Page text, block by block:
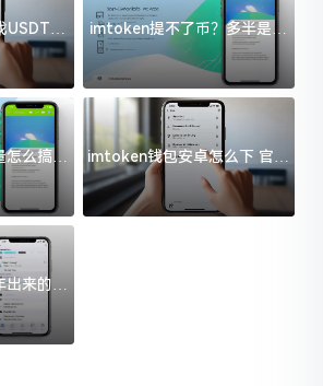
地
踩坑
imtoken提不了币？多半是这
几件事没处理好
么搞？
道
imtoken钱包安卓怎么下 官方
渠道避坑指南
来的？
楚